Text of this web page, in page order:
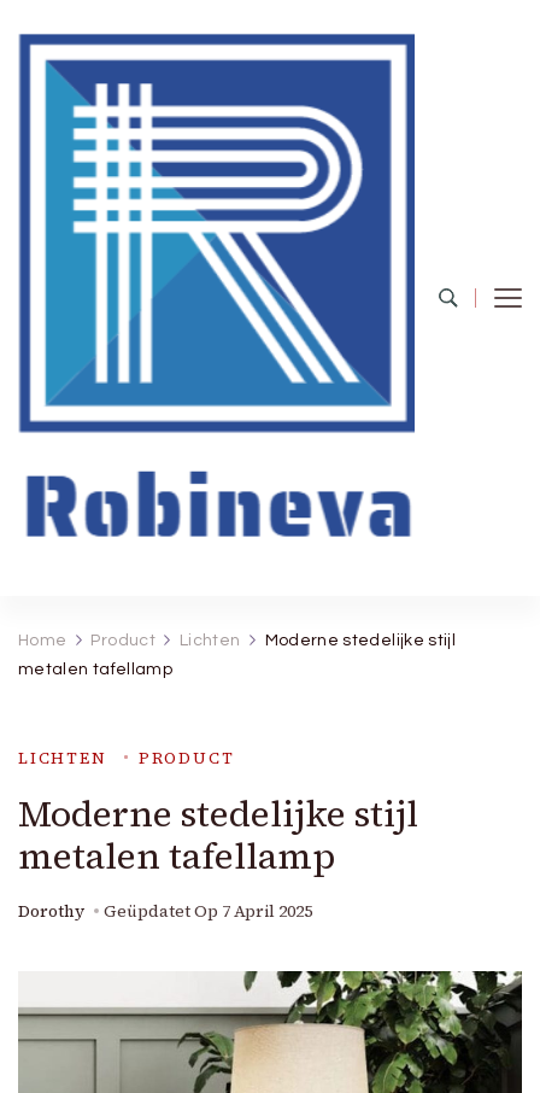
Home Product Lichten
Moderne stedelijke stijl
metalen tafellamp
LICHTEN PRODUCT
Moderne stedelijke stijl
metalen tafellamp
Dorothy Geüpdatet Op 7 April 2025